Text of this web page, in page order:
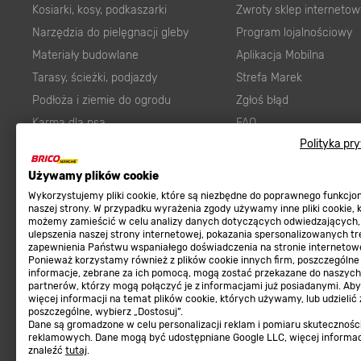
Polityka
Używamy plików cookie
Wykorzystujemy pliki cookie, które są niezbędne do poprawnego
naszej strony. W przypadku wyrażenia zgody używamy inne pliki cookie,
możemy zamieścić w celu analizy danych dotyczących odwiedzających,
ulepszenia naszej strony internetowej, pokazania spersonalizowanych
zapewnienia Państwu wspaniałego doświadczenia na stronie
Ponieważ korzystamy również z plików cookie innych firm, poszczególne
informacje, zebrane za ich pomocą, mogą zostać przekazane do naszych
partnerów, którzy mogą połączyć je z informacjami już posiadanymi.
więcej informacji na temat plików cookie, których używamy, lub udzielić
poszczególne, wybierz „Dostosuj”.
Dane są gromadzone w celu personalizacji reklam i pomiaru
reklamowych. Dane mogą być udostępniane Google LLC, więcej
znaleźć tutaj.
Kosiarki, kosy, podkaszarki
Narzędzia do pielęgnacji gleby
Materiały budowlane
Tarasy, ścieżki, podjazdy
Podłoża i ziemie do ogrodu
Karma dla psa
Farby wewnętrzne białe
Elektryka
Panele
Elektronarzędzia
Płytki
Panele podłogowe
Płyty OSB/HDF
Grabie do ogrodu
Zwroty sklep
Program lojalnościowy
Aplikacja Mobilna
Strefa Marek
Zgłoś błąd
FAQ
Prawny obowiązek
Program Brico PRO
Regulaminy
Regulaminy
Polityka prywatności